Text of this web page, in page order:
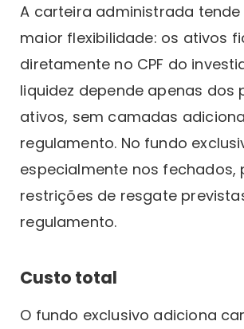
A carteira administrada
maior flexibilidade: os ativos
diretamente no CPF do
liquidez depende apenas dos
ativos, sem camadas
regulamento. No fundo
especialmente nos fechados,
restrições de resgate
regulamento.
Custo total
O fundo exclusivo adiciona